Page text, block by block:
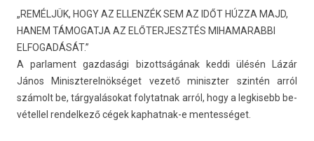
„REMÉLJÜK, HOGY AZ ELLENZÉK SEM AZ IDŐT HÚZZA MAJD,
HANEM TÁMOGATJA AZ ELŐTERJESZTÉS MIHAMARABBI
ELFOGADÁSÁT.”
A par­la­ment gaz­dasági bi­zottságának keddi ülésén Lázár
János Miniszterel­nökséget vezető miniszt­er szintén arról
számolt be, tárgyalásokat folytat­nak arról, hogy a leg­kisebb be­
vétel­lel re­ndel­kező cégek kaphatnak-e men­tességet.